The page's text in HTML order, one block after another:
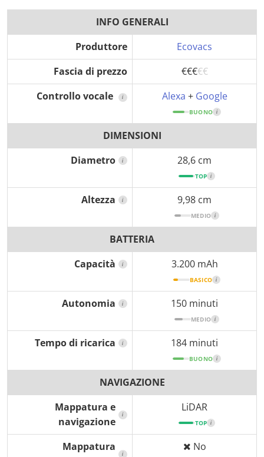
INFO GENERALI
Produttore
Ecovacs
Fascia di prezzo
€€€€€
Controllo vocale
i Alexa + Google
BUONO i
DIMENSIONI
Diametro
i 28,6 cm
TOP i
Altezza i 9,98 cm
MEDIO i
BATTERIA
Capacità
i 3.200 mAh
BASICO i
Autonomia i 150 minuti
MEDIO i
Tempo di ricarica i 184 minuti
BUONO i
NAVIGAZIONE
Mappatura e
navigazione
i
LiDAR
TOP i
Mappatura
i
No